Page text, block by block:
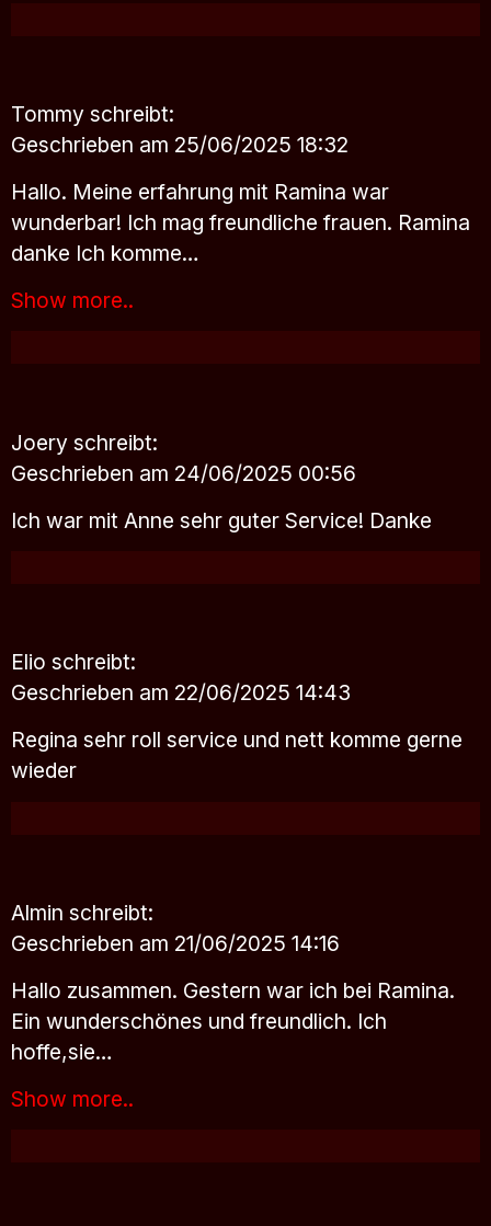
Tommy schreibt:
Geschrieben am 25/06/2025 18:32
Hallo. Meine erfahrung mit Ramina war
wunderbar! Ich mag freundliche frauen. Ramina
danke Ich komme…
Show more..
Joery schreibt:
Geschrieben am 24/06/2025 00:56
Ich war mit Anne sehr guter Service! Danke
Elio schreibt:
Geschrieben am 22/06/2025 14:43
Regina sehr roll service und nett komme gerne
wieder
Almin schreibt:
Geschrieben am 21/06/2025 14:16
Hallo zusammen. Gestern war ich bei Ramina.
Ein wunderschönes und freundlich. Ich
hoffe,sie…
Show more..